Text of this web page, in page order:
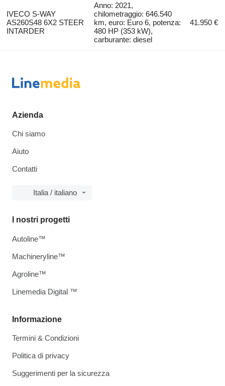
IVECO S-WAY
AS260S48 6X2 STEER
INTARDER
Anno: 2021,
chilometraggio: 646.540
km, euro: Euro 6, potenza:
480 HP (353 kW),
carburante: diesel
41.950 €
Azienda
Chi siamo
Aiuto
Contatti
Italia / italiano
Informazione
Termini & Condizioni
Politica di privacy
Suggerimenti per la sicurezza
I nostri progetti
Autoline™
Machineryline™
Agroline™
Linemedia Digital ™